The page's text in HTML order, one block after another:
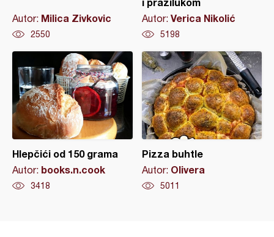
Autor: Milica Zivkovic
2550
Autor: Verica Nikolić
5198
Hlepčići od 150 grama
Autor: books.n.cook
3418
Pizza buhtle
Autor: Olivera
5011